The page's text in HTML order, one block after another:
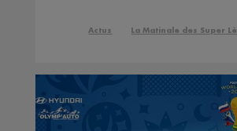
Actus La Matinale des Super